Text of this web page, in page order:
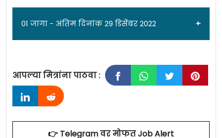
01 जागा - अंतिम दिनांक 29 डिसेंबर 2022
जाहिरात दिनांक: २४/१२/२२
उपविभागीय अधिकारी कार्यालय [
Karyalay Dahanu] डहाणू येथे लेखापाल पदांची ०१
जागेसाठी पात्र उमेदवारांकडून अर्ज मागवण्यात येत
आपल्या मित्रांना पाठवा :
👉 Telegram वर मोफत Job Alert